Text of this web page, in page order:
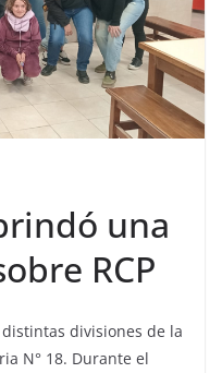
una
RCP
divisiones de la
N° 18. Durante el